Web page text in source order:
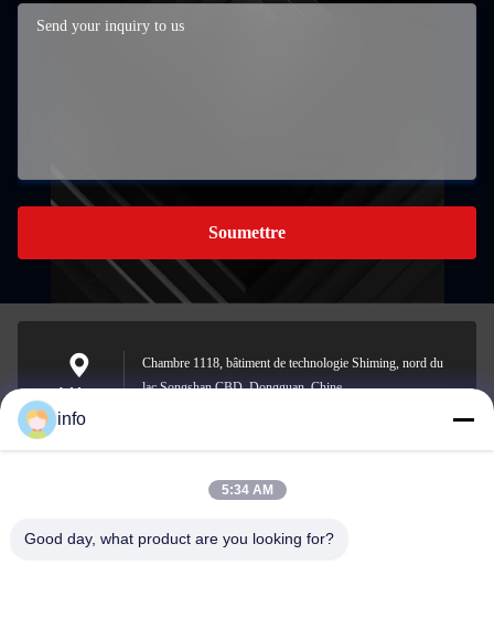
Soumettre
Address
Chambre 1118, bâtiment de technologie Shiming, nord du
lac Songshan CBD, Dongguan, Chine
info@gdpowerplus.com
info
5:34 AM
Good day, what product are you looking for?